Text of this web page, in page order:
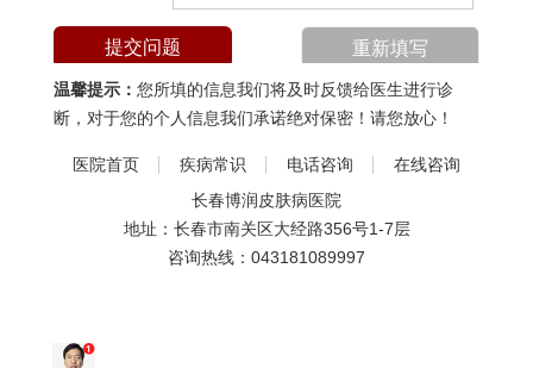
温馨提示： 您所填的信息我们将及时反馈给医生进行诊
断，对于您的个人信息我们承诺绝对保密！请您放心！
医院首页 疾病常识 电话咨询
在线咨询
长春博润皮肤病医院
地址：长春市南关区大经路356号1-7层
咨询热线： 043181089997